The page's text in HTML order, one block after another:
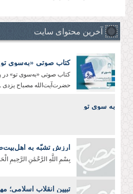
آخرین محتوای سایت
کتاب صوتی «به‌سوی
کتاب صوتی «به‌سوی تو» در
حضرت‌آیت‌الله مصباح یزدی
به سوی تو
بِسْمِ اللَّهِ الرَّحْمَٰنِ الرَّحِيمِ